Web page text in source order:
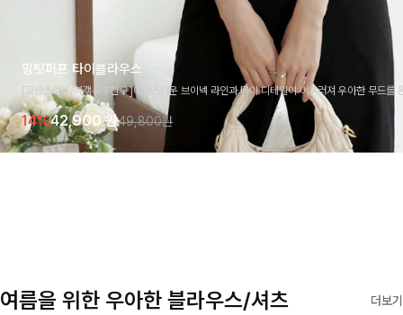
밍팃퍼프 타이블라우스
[고급스러움/하객룩추천💎]여성스러운 브이넥 라인과 타이 디테일이 어우러져 우아한 무드를
라우스 🤍 여유로운 7부 소매로 편안하게 착용되며 데일리룩부터 출근룩, 하객룩까지 세련된
기 좋은 아이템이에요
14%42,900원49,800원
여름을 위한 우아한 블라우스/셔츠 더보기